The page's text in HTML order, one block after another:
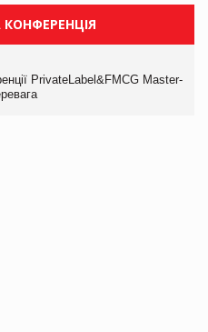
PrivateLabel&FMCG Master-